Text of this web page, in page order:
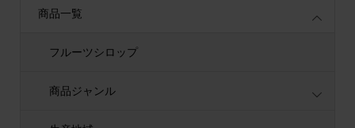
商品一覧
フルーツシロップ
商品ジャンル